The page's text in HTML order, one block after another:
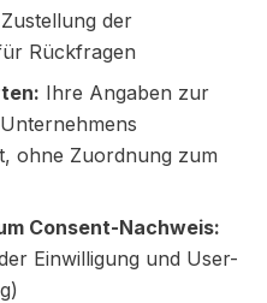
der
Rückfragen
Ihre Angaben zur
ohne Zuordnung zum
Consent-Nachweis:
Einwilligung und User-